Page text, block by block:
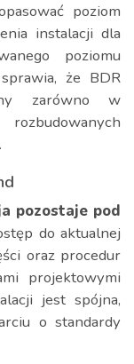
poziom
instalacji dla
poziomu
że BDR
zarówno w
pozostaje pod
do aktualnej
oraz procedur
projektowymi
jest spójna,
o standardy